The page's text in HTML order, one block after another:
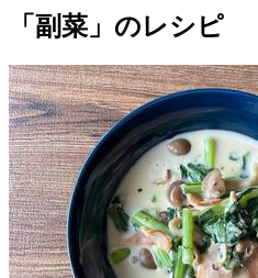
「副菜」のレシピ